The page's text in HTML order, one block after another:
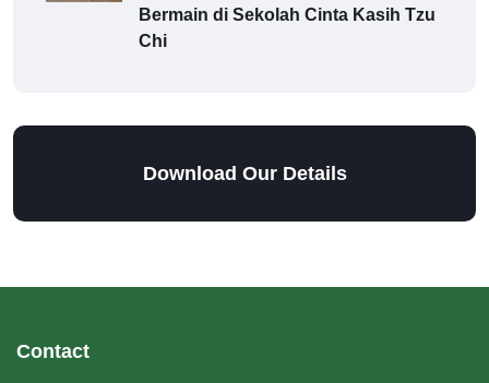
Bermain di Sekolah Cinta Kasih Tzu
Chi
Download Our Details
Contact